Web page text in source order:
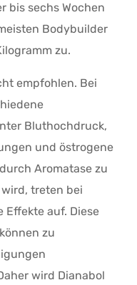
bis sechs Wochen
Bodybuilder
zu.
empfohlen. Bei
Bluthochdruck,
und östrogene
Aromatase zu
treten bei
Effekte auf. Diese
zu
wird Dianabol